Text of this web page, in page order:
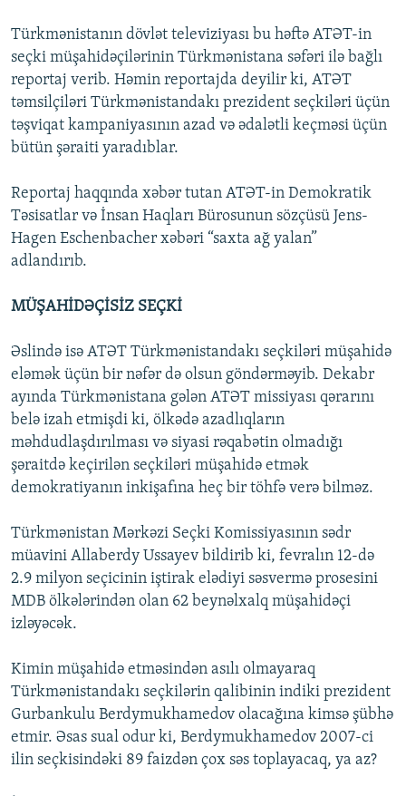
Türkmənistanın dövlət televiziyası bu həftə ATƏT-in
seçki müşahidəçilərinin Türkmənistana səfəri ilə bağlı
reportaj verib. Həmin reportajda deyilir ki, ATƏT
təmsilçiləri Türkmənistandakı prezident seçkiləri üçün
təşviqat kampaniyasının azad və ədalətli keçməsi üçün
bütün şəraiti yaradıblar.
Reportaj haqqında xəbər tutan ATƏT-in Demokratik
Təsisatlar və İnsan Haqları Bürosunun sözçüsü Jens-
Hagen Eschenbacher xəbəri “saxta ağ yalan”
adlandırıb.
MÜŞAHİDƏÇİSİZ SEÇKİ
Əslində isə ATƏT Türkmənistandakı seçkiləri müşahidə
eləmək üçün bir nəfər də olsun göndərməyib. Dekabr
ayında Türkmənistana gələn ATƏT missiyası qərarını
belə izah etmişdi ki, ölkədə azadlıqların
məhdudlaşdırılması və siyasi rəqabətin olmadığı
şəraitdə keçirilən seçkiləri müşahidə etmək
demokratiyanın inkişafına heç bir töhfə verə bilməz.
Türkmənistan Mərkəzi Seçki Komissiyasının sədr
müavini Allaberdy Ussayev bildirib ki, fevralın 12-də
2.9 milyon seçicinin iştirak elədiyi səsvermə prosesini
MDB ölkələrindən olan 62 beynəlxalq müşahidəçi
izləyəcək.
Kimin müşahidə etməsindən asılı olmayaraq
Türkmənistandakı seçkilərin qalibinin indiki prezident
Gurbankulu Berdymukhamedov olacağına kimsə şübhə
etmir. Əsas sual odur ki, Berdymukhamedov 2007-ci
ilin seçkisindəki 89 faizdən çox səs toplayacaq, ya az?